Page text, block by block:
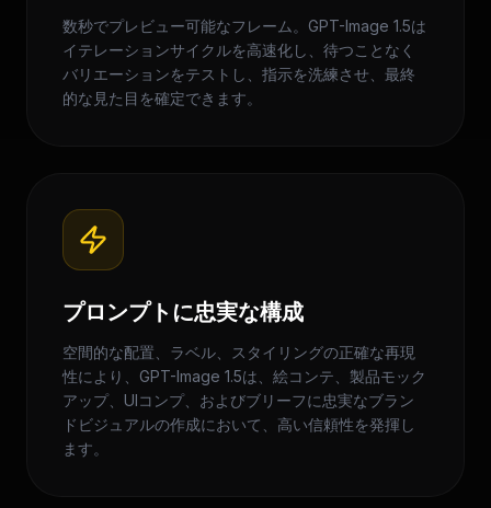
数秒でプレビュー可能なフレーム。GPT-Image 1.5は
イテレーションサイクルを高速化し、待つことなく
バリエーションをテストし、指示を洗練させ、最終
的な見た目を確定できます。
プロンプトに忠実な構成
空間的な配置、ラベル、スタイリングの正確な再現
性により、GPT-Image 1.5は、絵コンテ、製品モック
アップ、UIコンプ、およびブリーフに忠実なブラン
ドビジュアルの作成において、高い信頼性を発揮し
ます。